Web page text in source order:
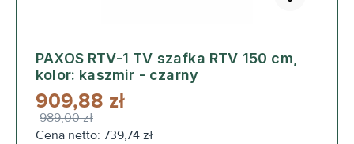
PAXOS RTV-1 TV szafka RTV 150 cm,
kolor: kaszmir - czarny
909,88 zł
989,00 zł
Cena netto: 739,74 zł